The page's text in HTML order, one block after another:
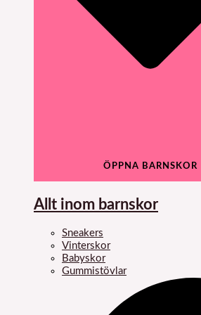
ÖPPNA BARNSKOR
Allt inom barnskor
Sneakers
Vinterskor
Babyskor
Gummistövlar